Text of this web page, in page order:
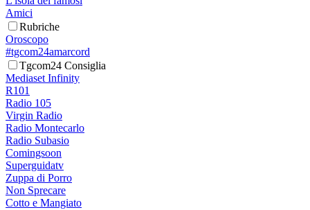
Amici
Rubriche
Oroscopo
#tgcom24amarcord
Tgcom24 Consiglia
Mediaset Infinity
R101
Radio 105
Virgin Radio
Radio Montecarlo
Radio Subasio
Comingsoon
Superguidatv
Zuppa di Porro
Non Sprecare
Cotto e Mangiato